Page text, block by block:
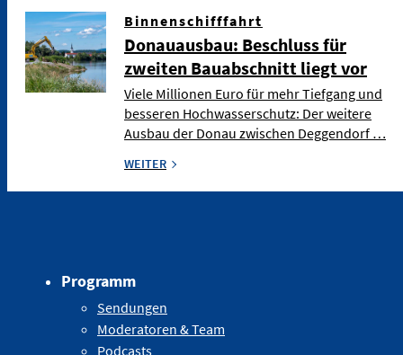
Binnenschifffahrt
Donauausbau: Beschluss für
zweiten Bauabschnitt liegt vor
Viele Millionen Euro für mehr Tiefgang und
besseren Hochwasserschutz: Der weitere
Ausbau der Donau zwischen Deggendorf …
WEITER
Programm
Sendungen
Moderatoren & Team
Podcasts